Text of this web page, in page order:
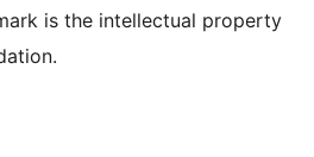
is the intellectual property